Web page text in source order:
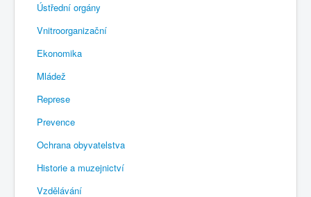
Výhody pro členy
Portál REDENOX
Ústřední orgány
Vnitroorganizační
Ekonomika
Mládež
Represe
Prevence
Ochrana obyvatelstva
Historie a muzejnictví
Vzdělávání